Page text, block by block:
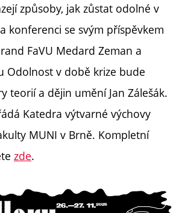
způsoby, jak zůstat odolné v
konferenci se svým příspěvkem
FaVU Medard Zeman a
Odolnost v době krize bude
teorií a dějin umění Jan Zálešák.
Katedra výtvarné výchovy
MUNI v Brně. Kompletní
zde.